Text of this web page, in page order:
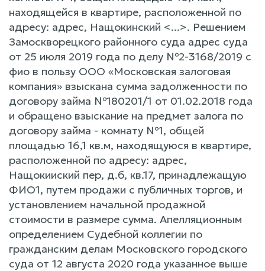
находящейся в квартире, расположенной по
адресу: адрес, Нащокинский <...>. Решением
Замоскворецкого районного суда адрес суда
от 25 июля 2019 года по делу №2-3168/2019 с
фио в пользу ООО «Московская залоговая
компания» взыскана сумма задолженности по
договору займа №180201/1 от 01.02.2018 года
и обращено взыскание на предмет залога по
договору займа - комнату №1, общей
площадью 16,1 кв.м, находящуюся в квартире,
расположенной по адресу: адрес,
Нащокииский пер, д.б, кв.17, принадлежащую
ФИО1, путем продажи с публичных торгов, и
установлением начальной продажной
стоимости в размере сумма. Апелляционным
определением Судебной коллегии по
гражданским делам Московского городского
суда от 12 августа 2020 года указанное выше